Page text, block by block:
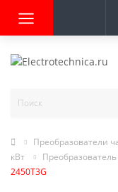
Преобразователи
кВт
2450T3G